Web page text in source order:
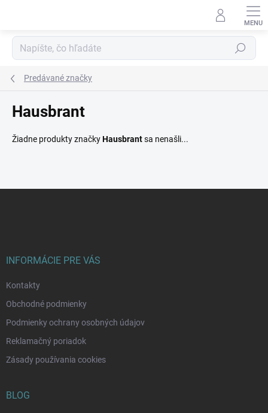
Hľadať
Predávané značky
Hausbrant
Žiadne produkty značkyHausbrantsa nenašli...
INFORMÁCIE PRE VÁS
Kontakty
Obchodné podmienky
Podmienky ochrany osobných údajov
Reklamačný poriadok
Zásady používania cookies
BLOG